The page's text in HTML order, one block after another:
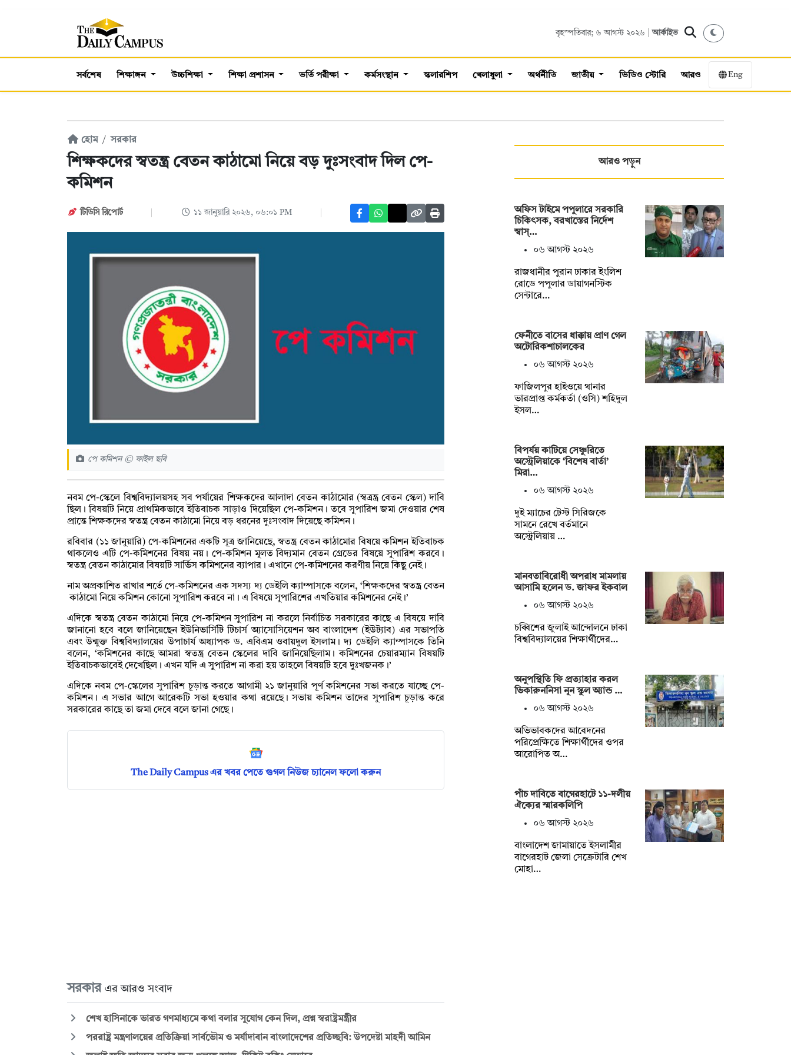
বৃহস্পতিবার; ৬ আগস্ট ২০২৬ |আর্কাইভ
সর্বশেষ শিক্ষাঙ্গন উচ্চশিক্ষা শিক্ষা প্রশাসন ভর্তি পরীক্ষা কর্মসংস্থান স্কলারশিপ খেলাধুলা অর্থনীতি জাতীয় ভিডিও স্টোরি আরও Eng
হোম সরকার
শিক্ষকদের স্বতন্ত্র বেতন কাঠামো নিয়ে বড় দুঃসংবাদ দিল পে-
কমিশন
টিডিসি রিপোর্ট ১১ জানুয়ারি ২০২৬, ০৬:০১ PM
পে কমিশন © ফাইল ছবি
নবম পে-স্কেলে বিশ্ববিদ্যালয়সহ সব পর্যায়ের শিক্ষকদের আলাদা বেতন কাঠামোর (স্বত্রন্ত্র বেতন স্কেল) দাবি
ছিল। বিষয়টি নিয়ে প্রাথমিকভাবে ইতিবাচক সাড়াও দিয়েছিল পে-কমিশন। তবে সুপারিশ জমা দেওয়ার শেষ
প্রান্তে শিক্ষকদের স্বতন্ত্র বেতন কাঠামো নিয়ে বড় ধরনের দুঃসংবাদ দিয়েছে কমিশন।
রবিবার (১১ জানুয়ারি) পে-কমিশনের একটি সূত্র জানিয়েছে, স্বতন্ত্র বেতন কাঠামোর বিষয়ে কমিশন ইতিবাচক
থাকলেও এটি পে-কমিশনের বিষয় নয়। পে-কমিশন মূলত বিদ্যমান বেতন গ্রেডের বিষয়ে সুপারিশ করবে।
স্বতন্ত্র বেতন কাঠামোর বিষয়টি সার্ভিস কমিশনের ব্যাপার। এখানে পে-কমিশনের করণীয় নিয়ে কিছু নেই।
নাম অপ্রকাশিত রাখার শর্তে পে-কমিশনের এক সদস্য দ্য ডেইলি ক্যাম্পাসকে বলেন, ‘শিক্ষকদের স্বতন্ত্র বেতন
কাঠামো নিয়ে কমিশন কোনো সুপারিশ করবে না। এ বিষয়ে সুপারিশের এখতিয়ার কমিশনের নেই।’
এদিকে স্বতন্ত্র বেতন কাঠামো নিয়ে পে-কমিশন সুপারিশ না করলে নির্বাচিত সরকারের কাছে এ বিষয়ে দাবি
জানানো হবে বলে জানিয়েছেন ইউনিভার্সিটি টিচার্স অ্যাসোসিয়েশন অব বাংলাদেশ (ইউট্যাব) এর সভাপতি
এবং উন্মুক্ত বিশ্ববিদ্যালয়ের উপাচার্য অধ্যাপক ড. এবিএম ওবায়দুল ইসলাম। দ্য ডেইলি ক্যাম্পাসকে তিনি
বলেন, ‘কমিশনের কাছে আমরা স্বতন্ত্র বেতন স্কেলের দাবি জানিয়েছিলাম। কমিশনের চেয়ারম্যান বিষয়টি
ইতিবাচকভাবেই দেখেছিল। এখন যদি এ সুপারিশ না করা হয় তাহলে বিষয়টি হবে দুঃখজনক।’
এদিকে নবম পে-স্কেলের সুপারিশ চূড়ান্ত করতে আগামী ২১ জানুয়ারি পূর্ণ কমিশনের সভা করতে যাচ্ছে পে-
কমিশন। এ সভার আগে আরেকটি সভা হওয়ার কথা রয়েছে। সভায় কমিশন তাদের সুপারিশ চূড়ান্ত করে
সরকারের কাছে তা জমা দেবে বলে জানা গেছে।
The Daily Campus এর খবর পেতে গুগল নিউজ চ্যানেল ফলো করুন
সরকার এর আরও সংবাদ
শেখ হাসিনাকে ভারত গণমাধ্যমে কথা বলার সুযোগ কেন দিল, প্রশ্ন স্বরাষ্ট্রমন্ত্রীর
পররাষ্ট্র মন্ত্রণালয়ের প্রতিক্রিয়া সার্বভৌম ও মর্যাদাবান বাংলাদেশের প্রতিচ্ছবি: উপদেষ্টা মাহদী আমিন
আরও পড়ুন
অফিস টাইমে পপুলারে সরকারি
চিকিৎসক, বরখাস্তের নির্দেশ
স্বাস্…
০৬ আগস্ট ২০২৬
রাজধানীর পুরান ঢাকার ইংলিশ
রোডে পপুলার ডায়াগনস্টিক
সেন্টারে…
ফেনীতে বাসের ধাক্কায় প্রাণ গেল
অটোরিকশাচালকের
০৬ আগস্ট ২০২৬
ফাজিলপুর হাইওয়ে থানার
ভারপ্রাপ্ত কর্মকর্তা (ওসি) শহিদুল
ইসল…
বিপর্যয় কাটিয়ে সেঞ্চুরিতে
অস্ট্রেলিয়াকে ‘বিশেষ বার্তা’
মিরা…
০৬ আগস্ট ২০২৬
দুই ম্যাচের টেস্ট সিরিজকে
সামনে রেখে বর্তমানে
অস্ট্রেলিয়ায় …
মানবতাবিরোধী অপরাধ মামলায়
আসামি হলেন ড. জাফর ইকবাল
০৬ আগস্ট ২০২৬
চব্বিশের জুলাই আন্দোলনে ঢাকা
বিশ্ববিদ্যালয়ের শিক্ষার্থীদের…
অনুপস্থিতি ফি প্রত্যাহার করল
ভিকারুননিসা নূন স্কুল অ্যান্ড …
০৬ আগস্ট ২০২৬
অভিভাবকদের আবেদনের
পরিপ্রেক্ষিতে শিক্ষার্থীদের ওপর
আরোপিত অ…
পাঁচ দাবিতে বাগেরহাটে ১১-দলীয়
ঐক্যের স্মারকলিপি
০৬ আগস্ট ২০২৬
বাংলাদেশ জামায়াতে ইসলামীর
বাগেরহাট জেলা সেক্রেটারি শেখ
মোহা…